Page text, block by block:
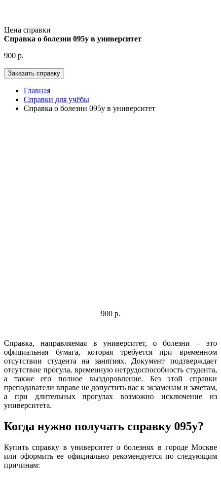
Цена справки
Справка о болезни 095у в университет
900 р.
Главная
Справки для учёбы
Справка о болезни 095у в университет
900 р.
Справка, направляемая в университет, о болезни – это
официальная бумага, которая требуется при временном
отсутствии студента на занятиях. Документ подтверждает
отсутствие прогула, временную нетрудоспособность студента,
а также его полное выздоровление. Без этой справки
преподаватели вправе не допустить вас к экзаменам и зачетам,
а при длительных прогулах возможно исключение из
университета.
Когда нужно получать справку 095у?
Купить справку в университет о болезнях в городе Москве
или оформить ее официально рекомендуется по следующим
причинам: